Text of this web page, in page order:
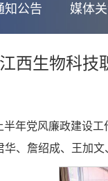
知公告 媒体
江西生物科技
年党风廉政建设
、詹绍成、王加文